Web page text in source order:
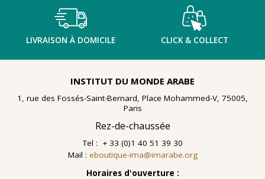
LIVRAISON À DOMICILE CLICK & COLLECT
INSTITUT DU MONDE ARABE
1, rue des Fossés-Saint-Bernard, Place Mohammed-V, 75005,
Paris
Rez-de-chaussée
Tel : + 33 (0)1 40 51 39 30
Mail : eboutique-ima@imarabe.org
Horaires d'ouverture :